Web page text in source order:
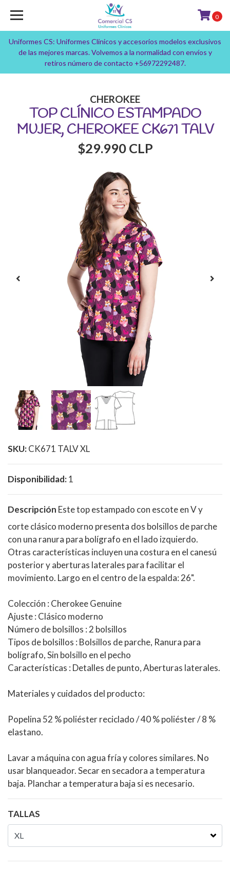
Uniformes CS: Uniformes Clínicos y accesorios modelos exclusivos
de las mejores marcas. Volvemos a la normalidad con envíos y
retiros número de contacto +56972292487.
0
CHEROKEE
TOP CLÍNICO ESTAMPADO
MUJER, CHEROKEE CK671 TALV
$29.990 CLP
SKU:CK671 TALV XL
Disponibilidad:1
Descripción Este top estampado con escote en V y
corte clásico moderno presenta dos bolsillos de parche
con una ranura para bolígrafo en el lado izquierdo.
Otras características incluyen una costura en el canesú
posterior y aberturas laterales para facilitar el
movimiento. Largo en el centro de la espalda: 26".
Colección : Cherokee Genuine
Ajuste: Clásico moderno
Número de bolsillos : 2 bolsillos
Tipos de bolsillos : Bolsillos de parche, Ranura para
bolígrafo, Sin bolsillo en el pecho
Características : Detalles de punto, Aberturas laterales.
Materiales y cuidados del producto:
Popelina 52 % poliéster reciclado / 40 % poliéster / 8 %
elastano.
Lavar a máquina con agua fría y colores similares. No
usar blanqueador. Secar en secadora a temperatura
baja. Planchar a temperatura baja si es necesario.
TALLAS